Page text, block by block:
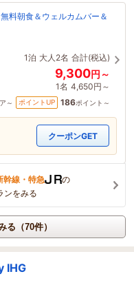
料朝食＆ウェルカムバー＆
1泊 大人2名 合計(税込)
9,300円～
1名 4,650円～
～ ポイントUP 186ポイント～
クーポンGET
幹線・特急
の
ンをみる
る（70件）
IHG